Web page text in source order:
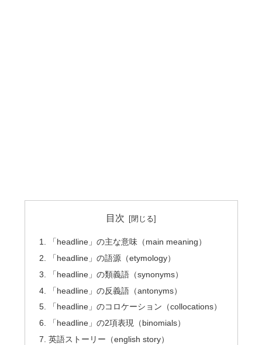
目次
「headline」の主な意味（main meaning）
「headline」の語源（etymology）
「headline」の類義語（synonyms）
「headline」の反義語（antonyms）
「headline」のコロケーション（collocations）
「headline」の2項表現（binomials）
英語ストーリー（english story）